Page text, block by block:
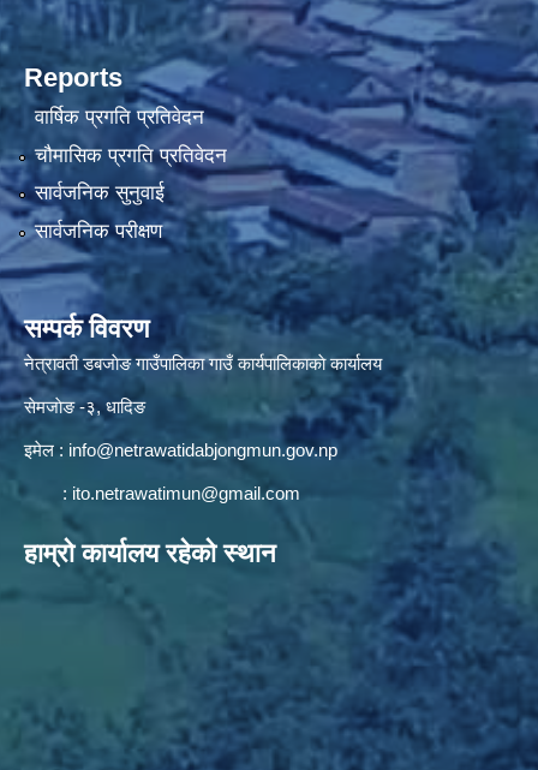
Reports
वार्षिक प्रगति प्रतिवेदन
चौमासिक प्रगति प्रतिवेदन
सार्वजनिक सुनुवाई
सार्वजनिक परीक्षण
सम्पर्क विवरण
नेत्रावती डबजाेङ गाउँपालिका गाउँ कार्यपालिकाकाे कार्यालय
सेमजाेङ -३, धादिङ
इमेल : info@netrawatidabjongmun.gov.np
: ito.netrawatimun@gmail.com
हाम्राे कार्यालय रहेकाे स्थान